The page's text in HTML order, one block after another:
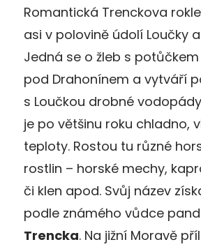
Romantická Trenckova
asi v polovině údolí Loučky
Jedná se o žleb s
pod Drahonínem a vytváří
s Loučkou drobné
je po většinu roku chladno,
teploty. Rostou tu různé
rostlin – horské mechy,
či klen apod. Svůj název
podle známého vůdce
Trencka. Na jižní Moravě